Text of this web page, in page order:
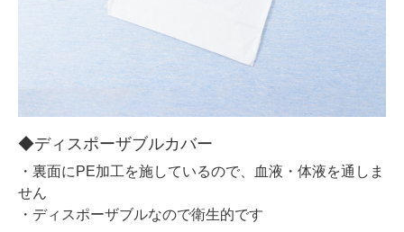
◆ディスポーザブルカバー
・裏面にPE加工を施しているので、血液・体液を通しま
せん
・ディスポーザブルなので衛生的です